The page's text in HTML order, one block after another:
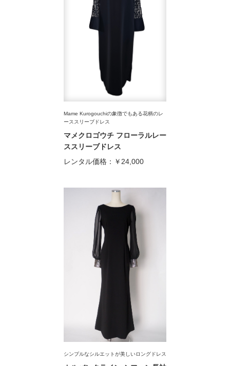
Mame Kurogouchiの象徴でもある花柄のレ
ーススリーブドレス
マメクロゴウチ フローラルレー
ススリーブドレス
レンタル価格： ￥24,000
シンプルなシルエットが美しいロングドレス